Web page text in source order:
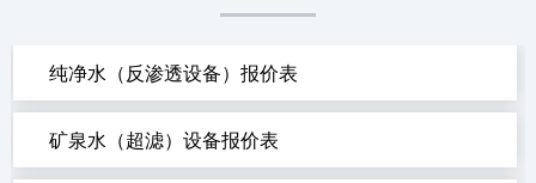
纯净水（反渗透设备）报价表
矿泉水（超滤）设备报价表